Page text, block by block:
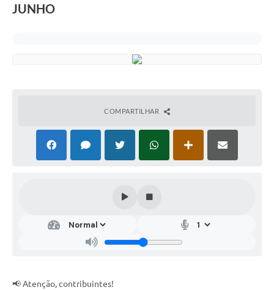
JUNHO
COMPARTILHAR
📢 Atenção, contribuintes!